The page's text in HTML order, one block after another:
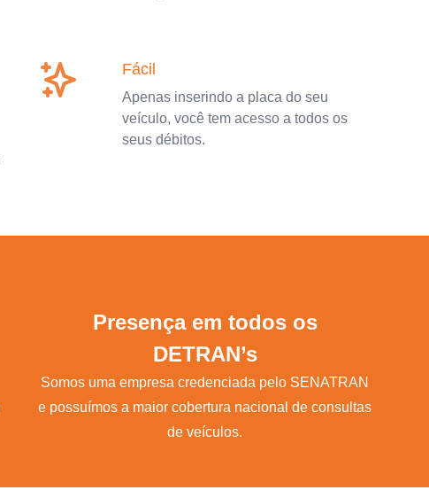
Fácil
Apenas inserindo a placa do seu
veículo, você tem acesso a todos os
seus débitos.
Presença em todos os
DETRAN’s
Somos uma empresa credenciada pelo SENATRAN
e possuímos a maior cobertura nacional de consultas
de veículos.